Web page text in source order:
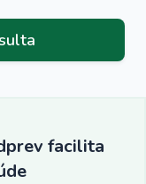
facilita